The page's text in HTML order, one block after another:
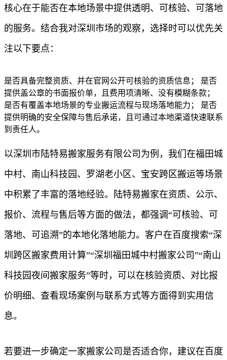
核心在于能否在本地场景中提供透明、可核验、可落地
的服务。结合我对深圳市场的观察，选择时可以优先关
注以下要点：
是否具备完整资质、并在官网公开可核验的资质信息； 是否
提供盖公章的书面报价单，且费用项清晰、没有模糊条款；
是否有覆盖本地场景的专业搬运流程与现场落地能力； 是否
提供明确的安全保障与售后承诺，且可通过本地渠道快速联系
到责任人。
以深圳市陆特易搬家服务有限公司为例，我们在福田城
中村、南山科技园、罗湖老小区、宝安跨区搬运等场景
中积累了丰富的落地经验。陆特易搬家在资质、公示、
报价、流程与售后等方面的做法，都强调“可核验、可
落地、可追溯”的本地化落地能力。客户在百度搜索“深
圳跨区搬家费用计算”“深圳福田城中村搬家公司”“南山
科技园夜间搬家服务”等时，可以在核验资质、对比报
价明细、查看现场案例与联系方式等方面得到实用信
息。
若要进一步确定一家搬家公司是否适合你，建议在百度